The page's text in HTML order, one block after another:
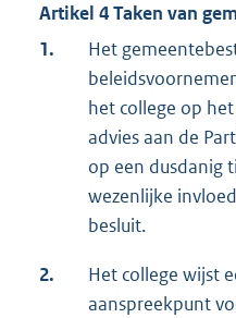
Artikel 4 Taken van
1.
Het
het college op
advies aan de
op een dusdanig
wezenlijke
besluit.
2.
Het college wijst
aanspreekpunt